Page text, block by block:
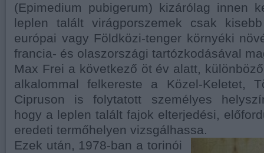
(Epimedium pubigerum) kizárólag innen
leplen talált virágporszemek csak
európai vagy Földközi-tenger környéki
francia- és olaszországi tartózkodásával
Max Frei a következő öt év alatt,
alkalommal felkereste a Közel-Keletet,
Cipruson is folytatott személyes
hogy a leplen talált fajok elterjedési,
eredeti termőhelyen vizsgálhassa.
Ezek után, 1978-ban a torinói